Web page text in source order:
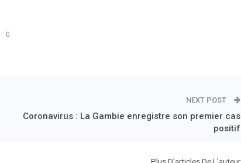
0
NEXT POST
Coronavirus : La Gambie enregistre son premier cas
positif